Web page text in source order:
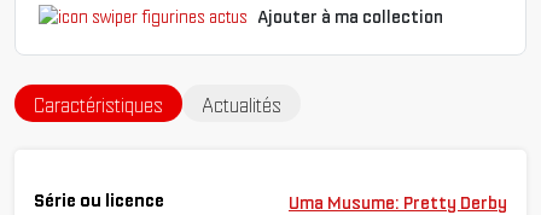
Ajouter à ma collection
Caractéristiques Actualités
Série ou licence Uma Musume: Pretty Derby